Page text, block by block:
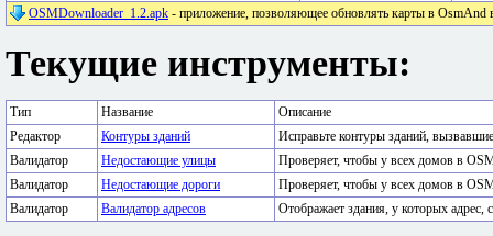
OSMDownloader_1.2.apk - приложение, позволяющее обновлять карты в OsmAnd
Текущие инструменты:
Тип Название
Описание
Редактор
Контуры зданий
Исправьте контуры зданий,
Валидатор
Недостающие улицы
Проверяет, чтобы у всех домов в
Валидатор
Недостающие дороги
Проверяет, чтобы у всех домов в
Валидатор
Валидатор адресов Отображает здания, у которых адрес,